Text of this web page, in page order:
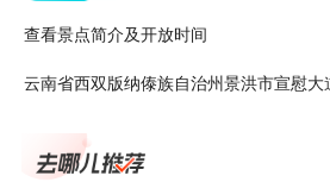
查看景点简介及开放时间
云南省西双版纳傣族自治州景洪市宣慰大